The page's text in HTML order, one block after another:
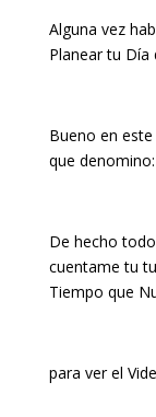
Alguna vez
Planear tu Día
Bueno en
que denomino:
De hecho
cuentame tu
Tiempo que
para ver el